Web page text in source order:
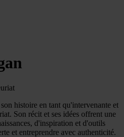
histoire en tant qu'intervenante et
Son récit et ses idées offrent une
d'inspiration et d'outils
et entreprendre avec authenticité.